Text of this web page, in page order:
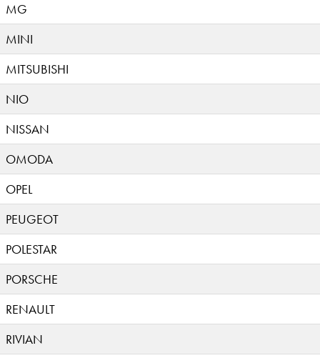
MG
MINI
MITSUBISHI
NIO
NISSAN
OMODA
OPEL
PEUGEOT
POLESTAR
PORSCHE
RENAULT
RIVIAN